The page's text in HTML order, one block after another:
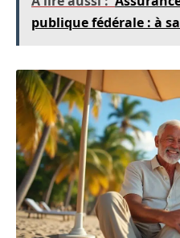
publique fédérale : à